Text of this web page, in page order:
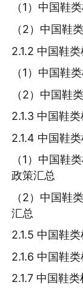
（1）中国鞋
（2）中国鞋
2.1.2 中国鞋
（1）中国鞋
（2）中国鞋
2.1.3 中国鞋
2.1.4 中国鞋
（1）中国鞋
政策汇总
（2）中国鞋
汇总
2.1.5 中国鞋
2.1.6 中国鞋
2.1.7 中国鞋